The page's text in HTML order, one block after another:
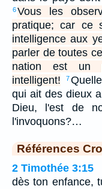
6Vous les
pratique; car ce
intelligence aux
parler de toutes
nation est un
intelligent!
7
qui ait des dieux
Dieu, l'est de
l'invoquons?…
Références
2 Timothée 3:15
dès ton enfance,